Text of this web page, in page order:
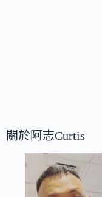
關於阿志Curtis